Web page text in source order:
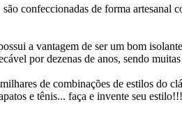
confeccionadas de forma artesanal
a vantagem de ser um bom
por dezenas de anos, sendo
de combinações de estilos do
e tênis... faça e invente seu estilo!!!